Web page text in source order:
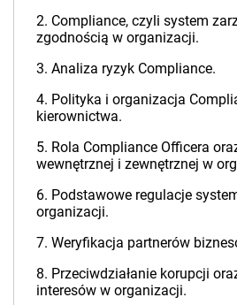
2. Compliance, czyli system
zgodnością w organizacji.
3. Analiza ryzyk Compliance.
4. Polityka i organizacja
kierownictwa.
5. Rola Compliance Officera
wewnętrznej i zewnętrznej w
6. Podstawowe regulacje
organizacji.
7. Weryfikacja partnerów
8. Przeciwdziałanie korupcji
interesów w organizacji.